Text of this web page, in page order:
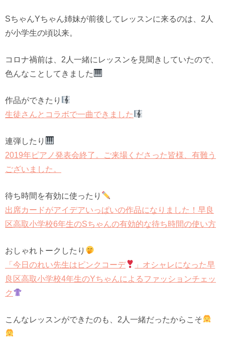
SちゃんYちゃん姉妹が前後してレッスンに来るのは、2人
が小学生の頃以来。
コロナ禍前は、2人一緒にレッスンを見聞きしていたので、
色んなことしてきました
作品ができたり
生徒さんとコラボで一曲できました
連弾したり
2019年ピアノ発表会終了。ご来場くださった皆様、有難う
ございました。
待ち時間を有効に使ったり
出席カードがアイデアいっぱいの作品になりました！早良
区高取小学校6年生のSちゃんの有効的な待ち時間の使い方
おしゃれトークしたり
「今日のれい先生はピンクコーデ
」オシャレになった早
良区高取小学校4年生のYちゃんによるファッションチェッ
ク
こんなレッスンができたのも、2人一緒だったからこそ